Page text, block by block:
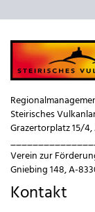
Steirisches
Grazertorplatz 15/
Verein zur
Gniebing 148, A-
Kontakt